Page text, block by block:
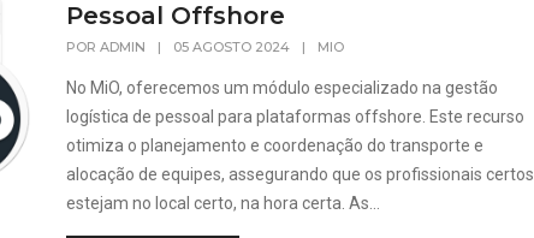
Pessoal Offshore
PORADMIN | 05 AGOSTO 2024 | MIO
No MiO, oferecemos um módulo especializado na gestão
logística de pessoal para plataformas offshore. Este recurso
otimiza o planejamento e coordenação do transporte e
alocação de equipes, assegurando que os profissionais certos
estejam no local certo, na hora certa. As...